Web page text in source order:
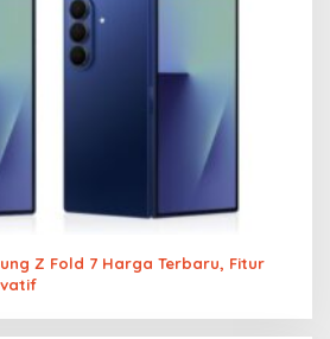
Z Fold 7 Harga Terbaru, Fitur